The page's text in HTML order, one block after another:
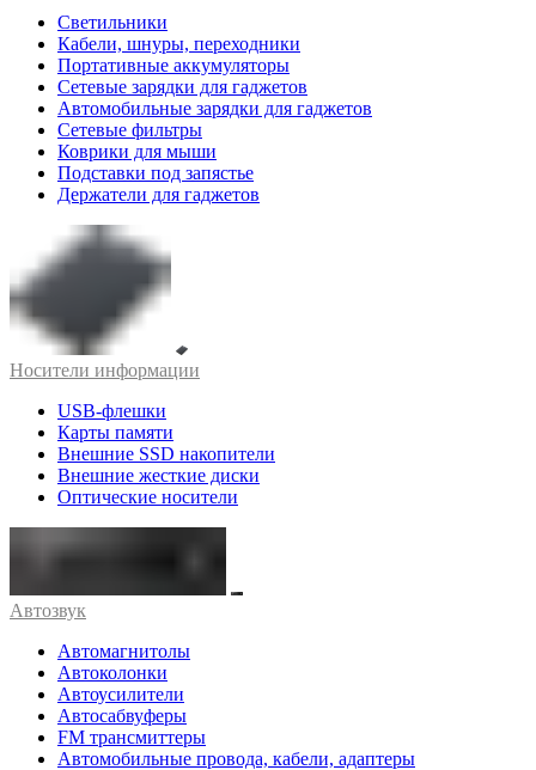
Светильники
Кабели, шнуры, переходники
Портативные аккумуляторы
Сетевые зарядки для гаджетов
Автомобильные зарядки для гаджетов
Сетевые фильтры
Коврики для мыши
Подставки под запястье
Держатели для гаджетов
Носители информации
USB-флешки
Карты памяти
Внешние SSD накопители
Внешние жесткие диски
Оптические носители
Автозвук
Автомагнитолы
Автоколонки
Автоусилители
Автосабвуферы
FM трансмиттеры
Автомобильные провода, кабели, адаптеры